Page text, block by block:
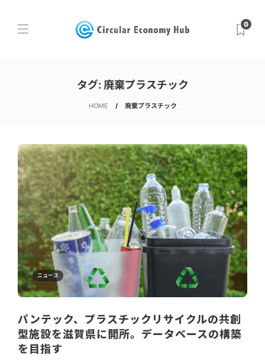
0
タグ: 廃棄プラスチック
HOME 廃棄プラスチック
ニュース
パンテック、プラスチックリサイクルの共創
型施設を滋賀県に開所。データベースの構築
を目指す